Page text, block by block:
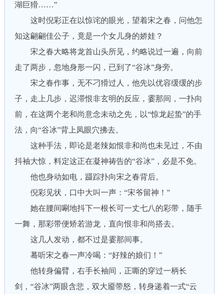
湖巨猾……”
这时倪彩正在以惊诧的眼光，望着宋之春，问他怎
知这翩翩佳公子，竟是一个女儿身的娇娃？
宋之春大略将龙首山头所见，约略说过一遍，向前
走了两步，忽地身形一闪，已到了“谷冰”身旁。
宋之春作事，无不刁猾过人，他先以优容缓缓的步
子，走上几步，迟滞恨非玄明的反应，霎那间，一扑向
前，在这两个老和尚意念未动之先，以“惊龙起蛰”的手
法，向“谷冰”背上凤眼穴拂去。
这种手法，即论是老辣如恨非和尚也未见过，不由
抖袖大惊，料定这正在凝神祷告的“谷冰”，必是不免。
他也身动如电，蹑踪扑向宋之春背后。
倪彩见状，口中大叫一声：“宋爷留神！”
她在腰间唰地抖下一根长可一丈七八的彩带，随手
一舞，那彩带便矫若游龙，直向恨非和尚搭去。
这几人发动，都不过是霎那间事。
蓦听宋之春一声冷喝：“好辣的娘们！”
他转身偏臂，右手长袖间，正嘶的穿过一柄长
剑，“谷冰”两眼含悲，双大靥带怒，转身递着一式“云